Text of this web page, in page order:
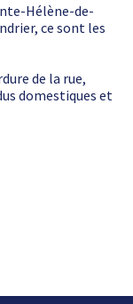
Hélène-de-
ce sont les
de la rue,
domestiques et